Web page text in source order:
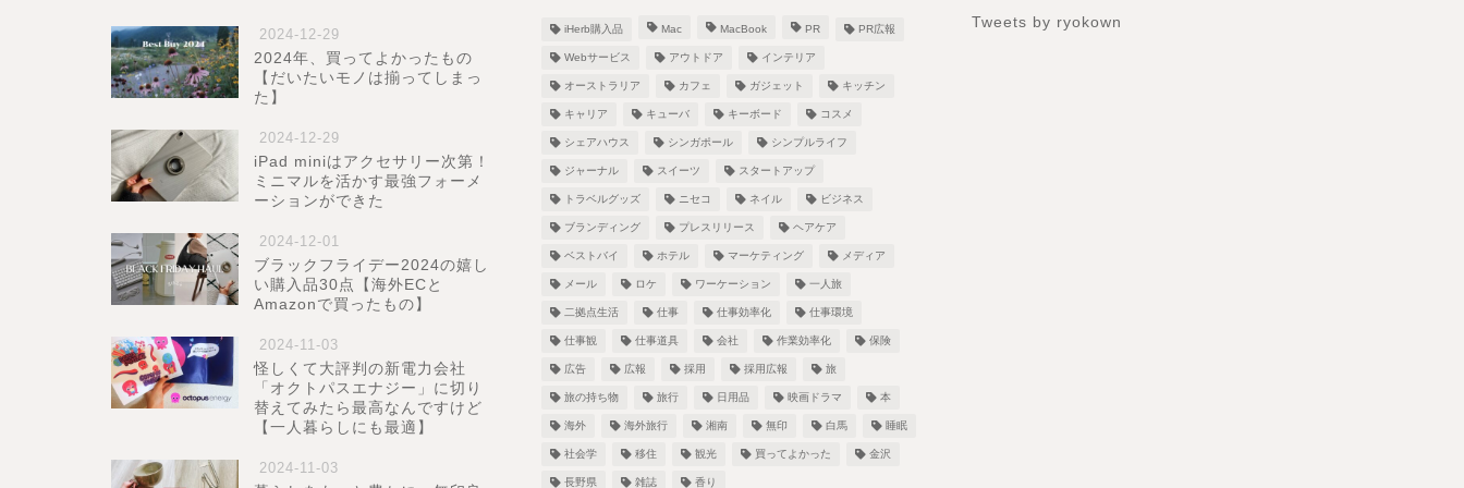
2024-12-29
2024年、買ってよかったもの
【だいたいモノは揃ってしまっ
た】
2024-12-29
iPad miniはアクセサリー次第！
ミニマルを活かす最強フォーメ
ーションができた
2024-12-01
ブラックフライデー2024の嬉し
い購入品30点【海外ECと
Amazonで買ったもの】
2024-11-03
怪しくて大評判の新電力会社
「オクトパスエナジー」に切り
替えてみたら最高なんですけど
【一人暮らしにも最適】
2024-11-03
iHerb購入品 Mac MacBook PR PR広報
Webサービス アウトドア インテリア
オーストラリア カフェ ガジェット キッチン
キャリア キューバ キーボード コスメ
シェアハウス シンガポール シンプルライフ
ジャーナル スイーツ スタートアップ
トラベルグッズ ニセコ ネイル ビジネス
ブランディング プレスリリース ヘアケア
ベストバイ ホテル マーケティング メディア
メール ロケ ワーケーション 一人旅
二拠点生活 仕事 仕事効率化 仕事環境
仕事観 仕事道具 会社 作業効率化 保険
広告 広報 採用 採用広報 旅
旅の持ち物 旅行 日用品 映画ドラマ 本
海外 海外旅行 湘南 無印 白馬 睡眠
社会学 移住 観光 買ってよかった 金沢
長野県 雑誌 香り
Tweets by ryokown